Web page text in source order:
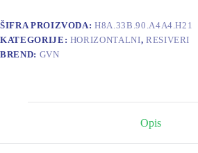
količina
ŠIFRA PROIZVODA:H8A.33B.90.A4A4.H21
KATEGORIJE: HORIZONTALNI, RESIVERI
BREND: GVN
Opis